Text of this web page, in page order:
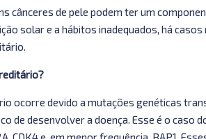
cânceres de pele podem ter um
solar e a hábitos inadequados, há
ocorre devido a mutações genéticas
de desenvolver a doença. Esse é o caso